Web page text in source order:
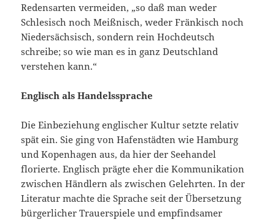
Redensarten vermeiden, „so daß man weder
Schlesisch noch Meißnisch, weder Fränkisch noch
Niedersächsisch, sondern rein Hochdeutsch
schreibe; so wie man es in ganz Deutschland
verstehen kann.“
Englisch als Handelssprache
Die Einbeziehung englischer Kultur setzte relativ
spät ein. Sie ging von Hafenstädten wie Hamburg
und Kopenhagen aus, da hier der Seehandel
florierte. Englisch prägte eher die Kommunikation
zwischen Händlern als zwischen Gelehrten. In der
Literatur machte die Sprache seit der Übersetzung
bürgerlicher Trauerspiele und empfindsamer